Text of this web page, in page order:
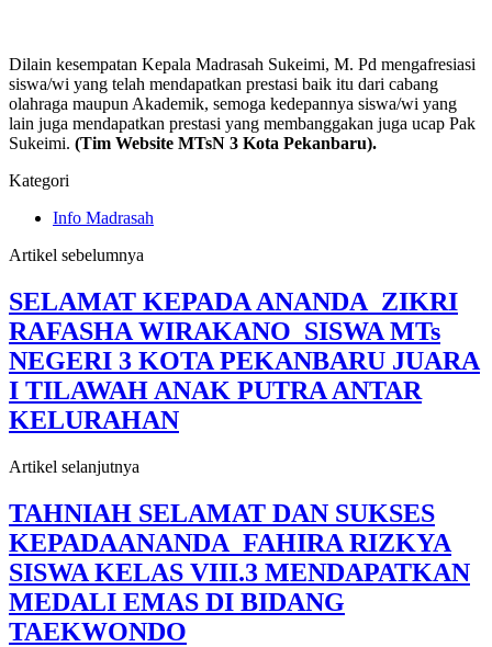
Dilain kesempatan Kepala Madrasah Sukeimi, M. Pd mengafresiasi
siswa/wi yang telah mendapatkan prestasi baik itu dari cabang
olahraga maupun Akademik, semoga kedepannya siswa/wi yang
lain juga mendapatkan prestasi yang membanggakan juga ucap Pak
Sukeimi. (Tim Website MTsN 3 Kota Pekanbaru).
Kategori
Info Madrasah
Artikel sebelumnya
SELAMAT KEPADA ANANDA ZIKRI
RAFASHA WIRAKANO SISWA MTs
NEGERI 3 KOTA PEKANBARU JUARA
I TILAWAH ANAK PUTRA ANTAR
KELURAHAN
Artikel selanjutnya
TAHNIAH SELAMAT DAN SUKSES
KEPADAANANDA FAHIRA RIZKYA
SISWA KELAS VIII.3 MENDAPATKAN
MEDALI EMAS DI BIDANG
TAEKWONDO